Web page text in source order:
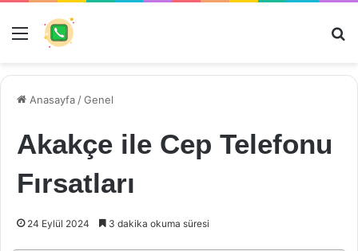
Menü
Anasayfa /Genel
Akakçe ile Cep Telefonu
Fırsatları
24 Eylül 2024 3 dakika okuma süresi